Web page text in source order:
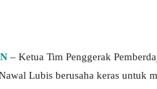
– Ketua Tim Penggerak
Lubis berusaha keras untuk